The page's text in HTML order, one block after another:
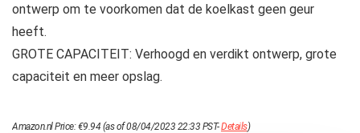
ontwerp om te voorkomen dat de koelkast geen geur
heeft.
GROTE CAPACITEIT: Verhoogd en verdikt ontwerp, grote
capaciteit en meer opslag.
Amazon.nl Price:€9.94 (as of 08/04/2023 22:33 PST-Details)